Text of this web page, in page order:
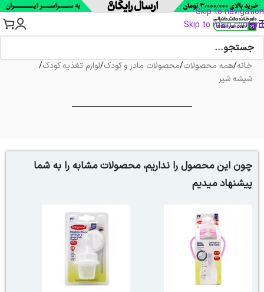
Skip to navigation
Skip to main content
خانه/همه محصولات/محصولات مادر و کودک/لوازم تغذیه کودک/
شیشه شیر
چون این محصول را نداریم، محصولات مشابه را به شما
پیشنهاد میدیم